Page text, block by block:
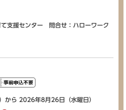
て支援センター 問合せ：ハローワーク
から 2026年8月26日（水曜日）